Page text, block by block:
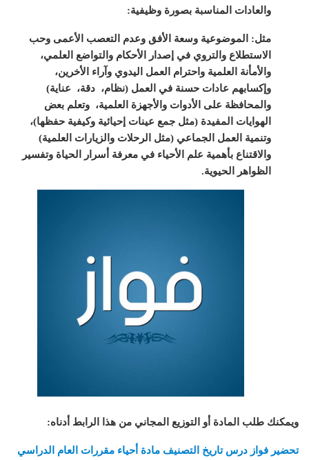
والعادات المناسبة بصورة وظيفية:
مثل: الموضوعية وسعة الأفق وعدم التعصب الأعمى وحب
الاستطلاع والتروي في إصدار الأحكام والتواضع العلمي،
والأمأنة العلمية واحترام العمل اليدوي وآراء الأخرين،
وإكسابهم عادات حسنة في العمل (نظام، دقة، عناية)
والمحافظة على الأدوات والأجهزة العلمية، وتعلم بعض
الهوايات المفيدة (مثل جمع عينات إحيائية وكيفية حفظها)،
وتنمية العمل الجماعي (مثل الرحلات والزيارات العلمية)
والاقتناع بأهمية علم الأحياء في معرفة أسرار الحياة وتفسير
الظواهر الحيوية.
ويمكنك طلب المادة أو التوزيع المجاني من هذا الرابط أدناه:
تحضير فواز درس تاريخ التصنيف مادة أحياء مقررات العام الدراسي